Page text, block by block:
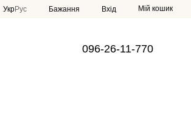
УкрРус Бажання Вхід Мій кошик
096-26-11-770